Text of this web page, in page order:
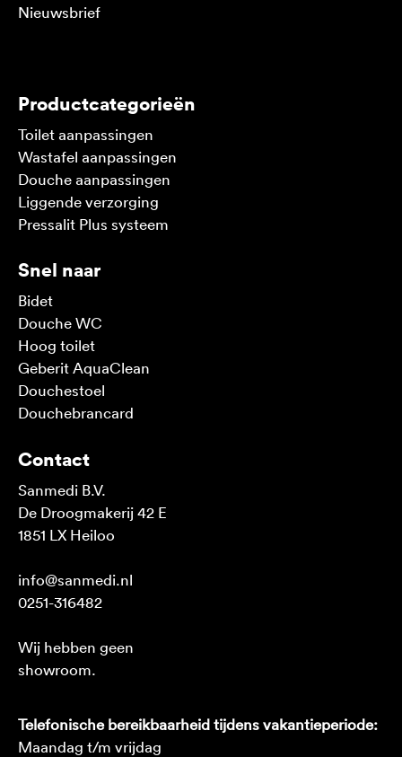
Nieuwsbrief
Productcategorieën
Toilet aanpassingen
Wastafel aanpassingen
Douche aanpassingen
Liggende verzorging
Pressalit Plus systeem
Snel naar
Bidet
Douche WC
Hoog toilet
Geberit AquaClean
Douchestoel
Douchebrancard
Contact
Sanmedi B.V.
De Droogmakerij 42 E
1851 LX Heiloo
info@sanmedi.nl
0251-316482
Wij hebben geen
showroom.
Telefonische bereikbaarheid tijdens vakantieperiode:
Maandag t/m vrijdag